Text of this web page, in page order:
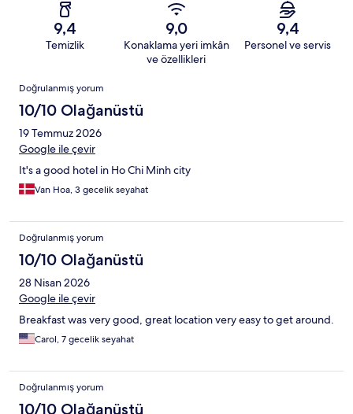
9,4
Temizlik
9,0
Konaklama yeri imkân
ve özellikleri
9,4
Personel ve servis
Yorumlar
Doğrulanmış yorum
10/10 Olağanüstü
19 Temmuz 2026
Google ile çevir
It's a good hotel in Ho Chi Minh city
Van Hoa, 3 gecelik seyahat
Doğrulanmış yorum
10/10 Olağanüstü
28 Nisan 2026
Google ile çevir
Breakfast was very good, great location very easy to get around.
Carol, 7 gecelik seyahat
Doğrulanmış yorum
10/10 Olağanüstü